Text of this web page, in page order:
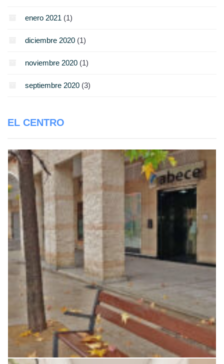
enero 2021 (1)
diciembre 2020 (1)
noviembre 2020 (1)
septiembre 2020 (3)
EL CENTRO